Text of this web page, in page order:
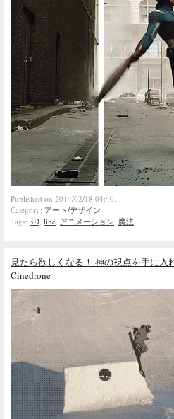
Published on 2014/02/18 04:40.
Category: アート/デザイン
Tags: 3D, line, アニメーション, 魔法
見たら欲しくなる！ 神の視点を手に入
Cinedrone